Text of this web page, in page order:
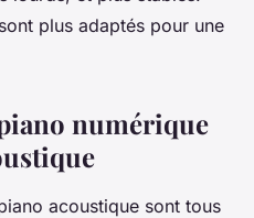
plus adaptés pour une
numérique
acoustique sont tous